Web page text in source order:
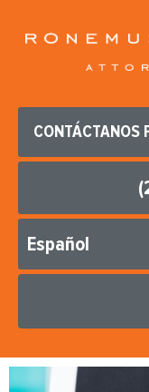
CONTÁCTANOS
Español